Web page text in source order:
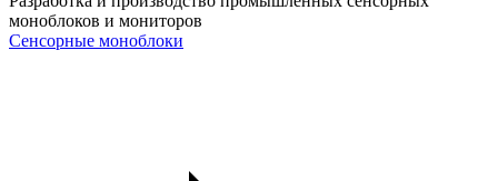
моноблоков и мониторов
Сенсорные моноблоки